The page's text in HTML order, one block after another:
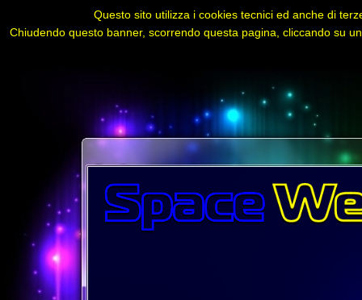
Questo sito utilizza i cookies tecnici ed anche di
Chiudendo questo banner, scorrendo questa pagina, cliccando